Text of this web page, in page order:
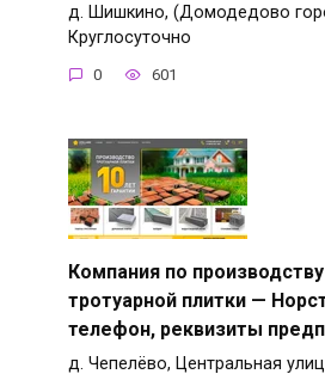
д. Шишкино, (Домодедово
Круглосуточно
0 601
Компания по
тротуарной плитки —
телефон, реквизиты
д. Чепелёво, Центральная